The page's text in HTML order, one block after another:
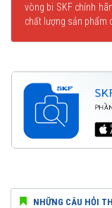
vòng bi SKF chính
chất lượng sản phẩm
NHỮNG CÂU HỎI